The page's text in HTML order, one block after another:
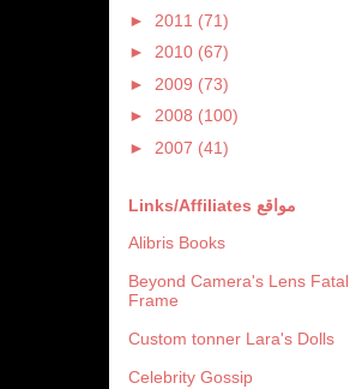
► 2011 (71)
► 2010 (67)
► 2009 (73)
► 2008 (100)
► 2007 (41)
Links/Affiliates مواقع
Alibris Books
Beyond Camera's Lens Fatal
Frame
Custom tonner Lara's Dolls
Celebrity Gossip